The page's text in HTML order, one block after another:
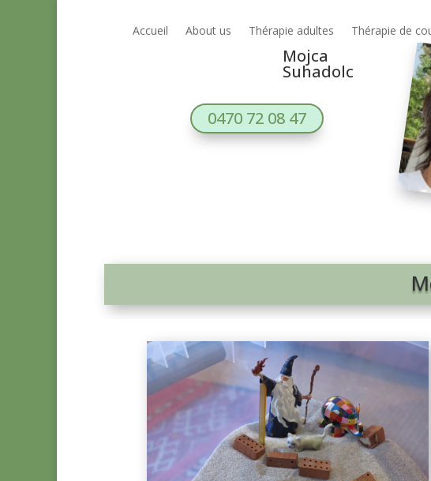
Accueil About us Thérapie adultes Thérapie de
Mojca
Suhadolc
0470 72 08 47